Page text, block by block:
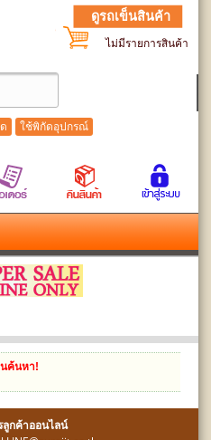
ดูรถเข็นสินค้า
ไม่มีรายการสินค้า
ใช้พิกัดอุปกรณ์
ค้นหา!
กค้าออนไลน์